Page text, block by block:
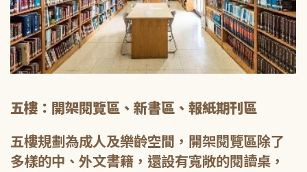
五樓：開架閱覽區、新書區、報紙期刊區
五樓規劃為成人及樂齡空間，開架閱覽區除了
多樣的中、外文書籍，還設有寬敞的閱讀桌，